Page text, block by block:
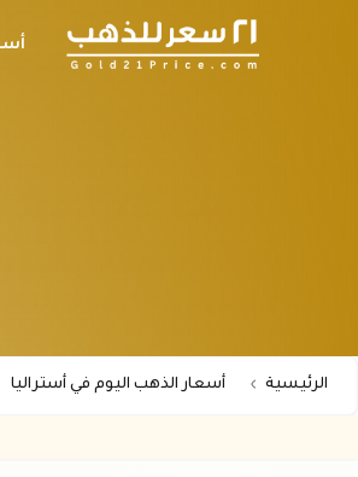
الرئيسية أسعار الذهب اليوم في أستراليا